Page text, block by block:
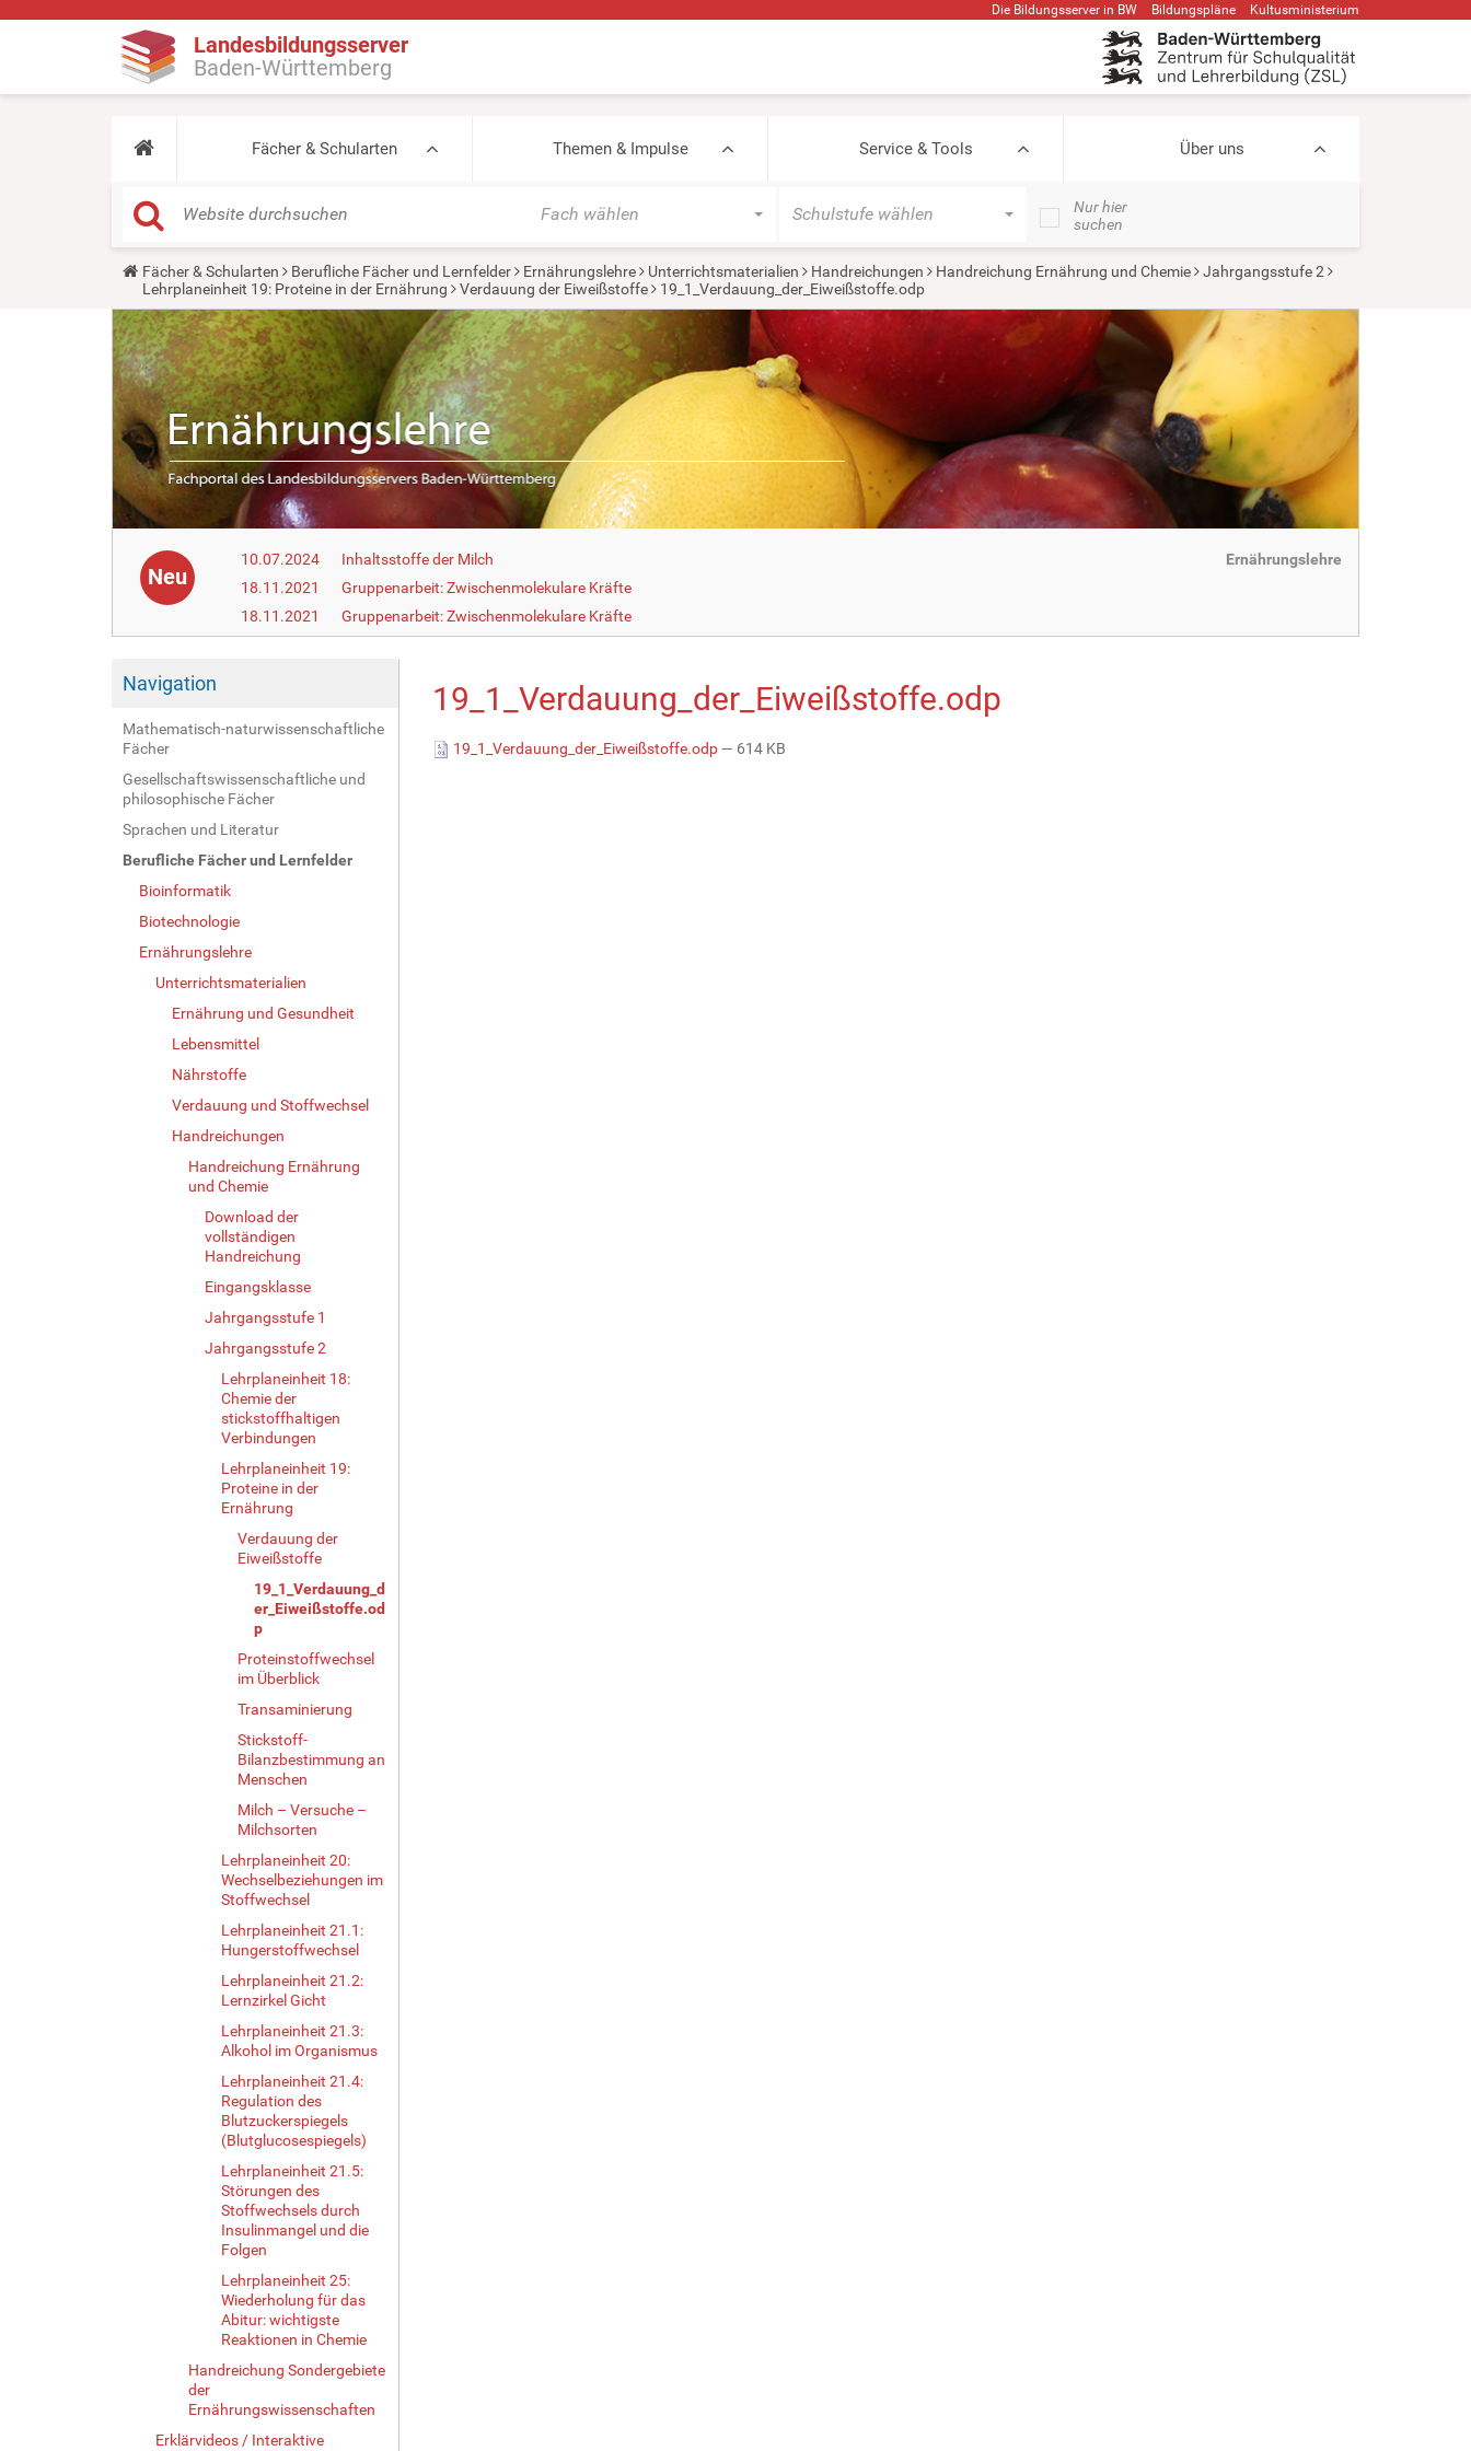
Die Bildungsserver in BW Bildungspläne Kultusministerium
Landesbildungsserver
Baden-Württemberg
Fächer & Schularten Themen & Impulse Service & Tools Über uns
Fach wählen Schulstufe wählen
Nur hier
suchen
Y
u
a
r
e
h
e
r
e
:
Fächer & Schularten Berufliche Fächer und Lernfelder Ernährungslehre Unterrichtsmaterialien Handreichungen Handreichung Ernährung und Chemie
Jahrgangsstufe 2
Lehrplaneinheit 19: Proteine in der Ernährung
Verdauung der Eiweißstoffe 19_1_Verdauung_der_Eiweißstoffe.odp
Neu
10.07.2024
Inhaltsstoffe der Milch
18.11.2021
Gruppenarbeit: Zwischenmolekulare Kräfte
18.11.2021
Gruppenarbeit: Zwischenmolekulare Kräfte
Ernährungslehre
Navigation
Mathematisch-naturwissenschaftliche
Fächer
Gesellschaftswissenschaftliche und
philosophische Fächer
Sprachen und Literatur
Berufliche Fächer und Lernfelder
Bioinformatik
Biotechnologie
Ernährungslehre
Unterrichtsmaterialien
Ernährung und Gesundheit
Lebensmittel
Nährstoffe
Verdauung und Stoffwechsel
Handreichungen
Handreichung Ernährung
und Chemie
Download der
vollständigen
Handreichung
Eingangsklasse
Jahrgangsstufe 1
Jahrgangsstufe 2
Lehrplaneinheit 18:
Chemie der
stickstoffhaltigen
Verbindungen
Lehrplaneinheit 19:
Proteine in der
Ernährung
Verdauung der
Eiweißstoffe
19_1_Verdauung_d
er_Eiweißstoffe.od
p
Proteinstoffwechsel
im Überblick
Transaminierung
Stickstoff-
Bilanzbestimmung an
Menschen
Milch – Versuche –
Milchsorten
Lehrplaneinheit 20:
Wechselbeziehungen im
Stoffwechsel
Lehrplaneinheit 21.1:
Hungerstoffwechsel
Lehrplaneinheit 21.2:
Lernzirkel Gicht
Lehrplaneinheit 21.3:
Alkohol im Organismus
Lehrplaneinheit 21.4:
Regulation des
Blutzuckerspiegels
(Blutglucosespiegels)
Lehrplaneinheit 21.5:
Störungen des
Stoffwechsels durch
Insulinmangel und die
Folgen
Lehrplaneinheit 25:
Wiederholung für das
Abitur: wichtigste
Reaktionen in Chemie
Handreichung Sondergebiete
der
Ernährungswissenschaften
Erklärvideos / Interaktive
19_1_Verdauung_der_Eiweißstoffe.odp
19_1_Verdauung_der_Eiweißstoffe.odp— 614 KB